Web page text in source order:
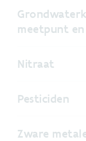
meetpunt
Nitraat
Pesticiden
Zware